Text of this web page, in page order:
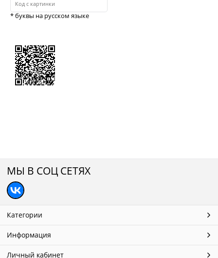
* буквы на русском языке
МЫ В СОЦ СЕТЯХ
Категории
Информация
Личный кабинет